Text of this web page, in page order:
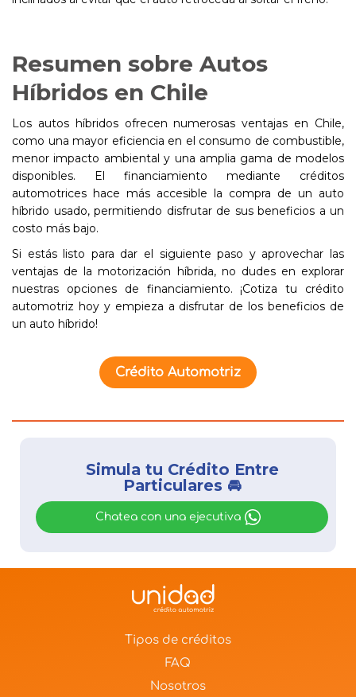
Resumen sobre Autos
Híbridos en Chile
Los autos híbridos ofrecen numerosas ventajas en Chile,
como una mayor eficiencia en el consumo de combustible,
menor impacto ambiental y una amplia gama de modelos
disponibles. El financiamiento mediante créditos
automotrices hace más accesible la compra de un auto
híbrido usado, permitiendo disfrutar de sus beneficios a un
costo más bajo.
Si estás listo para dar el siguiente paso y aprovechar las
ventajas de la motorización híbrida, no dudes en explorar
nuestras opciones de financiamiento. ¡Cotiza tu crédito
automotriz hoy y empieza a disfrutar de los beneficios de
un auto híbrido!
Crédito Automotriz
Simula tu Crédito Entre
Particulares 🚘
Chatea con una ejecutiva
Tipos de créditos
FAQ
Nosotros